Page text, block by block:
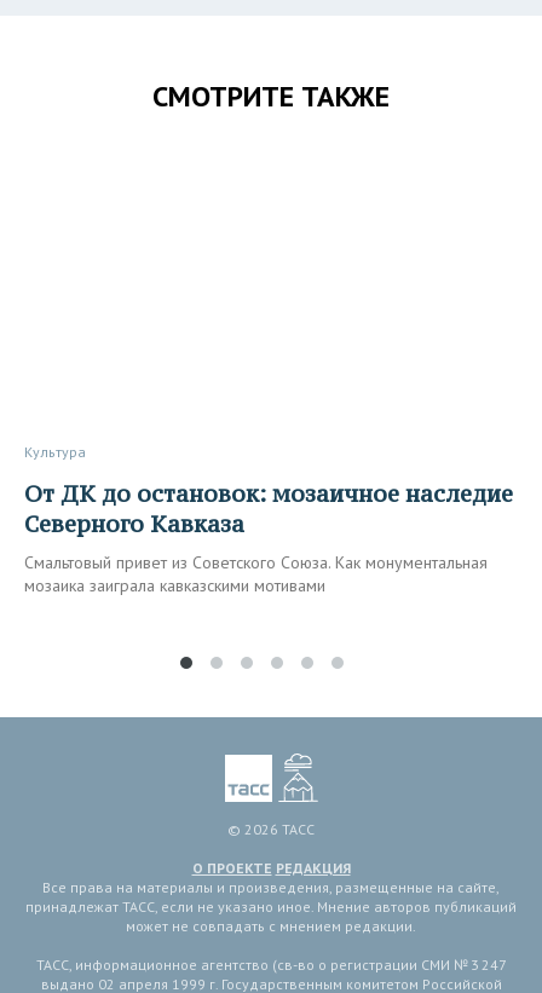
СМОТРИТЕ ТАКЖЕ
Культура
От ДК до остановок: мозаичное наследие
Северного Кавказа
Смальтовый привет из Советского Союза. Как монументальная
мозаика заиграла кавказскими мотивами
© 2026 ТАСС
О ПРОЕКТЕ РЕДАКЦИЯ
Все права на материалы и произведения, размещенные на сайте,
принадлежат ТАСС, если не указано иное. Мнение авторов публикаций
может не совпадать с мнением редакции.
ТАСС, информационное агентство (св-во о регистрации СМИ № 3 247
выдано 02 апреля 1999 г. Государственным комитетом Российской